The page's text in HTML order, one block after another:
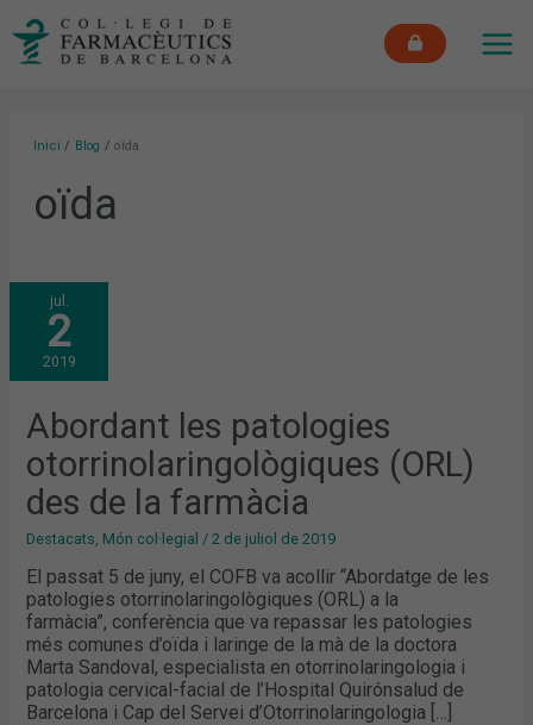
Inici Blog oïda
oïda
jul.
2
2019
Abordant les patologies
otorrinolaringològiques (ORL)
des de la farmàcia
Destacats Món col·legial /2 de juliol de 2019
El passat 5 de juny, el COFB va acollir “Abordatge de les
patologies otorrinolaringològiques (ORL) a la
farmàcia”, conferència que va repassar les patologies
més comunes d’oïda i laringe de la mà de la doctora
Marta Sandoval, especialista en otorrinolaringologia i
patologia cervical-facial de l’Hospital Quirónsalud de
Barcelona i Cap del Servei d’Otorrinolaringologia […]
ABORDANT
LES
PATOLOGIES
OTORRINOLARINGOLÒGIQUES
(ORL)
DES
DE
FARMÀCIA